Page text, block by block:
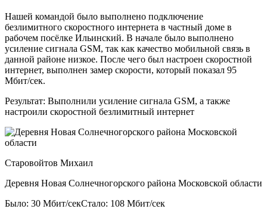
Нашей командой было выполнено подключение
безлимитного скоростного интернета в частный доме в
рабочем посёлке Ильинский. В начале было выполнено
усиление сигнала GSM, так как качество мобильной связь в
данной районе низкое. После чего был настроен скоростной
интернет, выполнен замер скорости, который показал 95
Мбит/сек.
Результат: Выполнили усиление сигнала GSM, а также
настроили скоростной безлимитный интернет
Старовойтов Михаил
Деревня Новая Солнечногорского района Московской области
Было: 30 Мбит/секСтало: 108 Мбит/сек